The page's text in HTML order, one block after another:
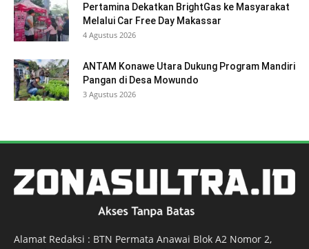
Pertamina Dekatkan BrightGas ke Masyarakat
Melalui Car Free Day Makassar
4 Agustus 2026
ANTAM Konawe Utara Dukung Program Mandiri
Pangan di Desa Mowundo
3 Agustus 2026
Alamat Redaksi : BTN Permata Anawai Blok A2 Nomor 2,